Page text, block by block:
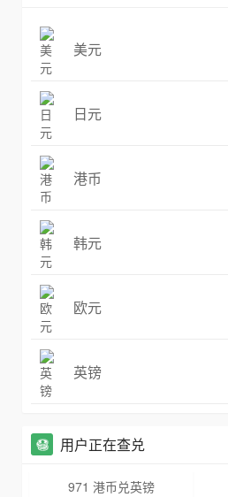
美元
日元
港币
韩元
欧元
英镑
用户正在查兑
971 港币兑英镑